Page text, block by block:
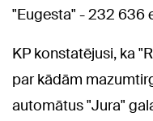
"Eugesta" - 232 636
KP konstatējusi, ka
par kādām
automātus "Jura"